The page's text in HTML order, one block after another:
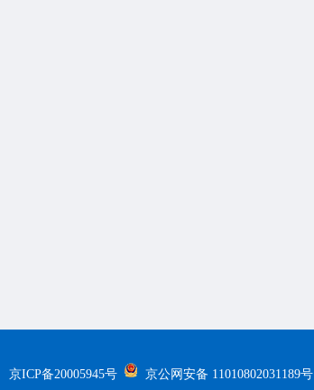
京ICP备20005945号 京公网安备 11010802031189号